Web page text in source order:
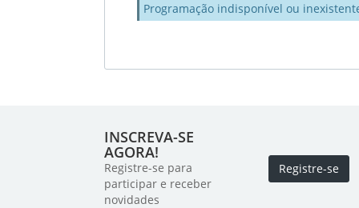
Programação indisponível ou
INSCREVA-SE
AGORA!
Registre-se para
participar e receber
novidades
Registre-se